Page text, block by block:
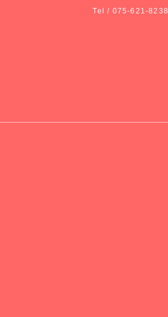
Tel / 075-621-8238